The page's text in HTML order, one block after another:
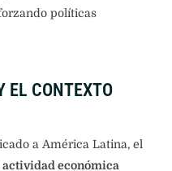
políticas
EL CONTEXTO
a América Latina, el
actividad económica